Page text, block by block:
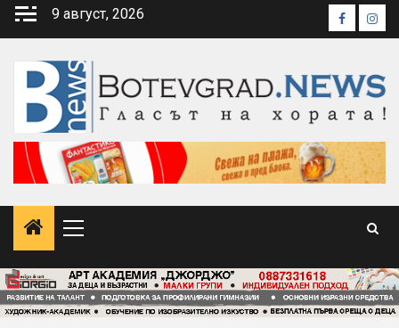
Skip
9 август, 2026 Facebook
Primary